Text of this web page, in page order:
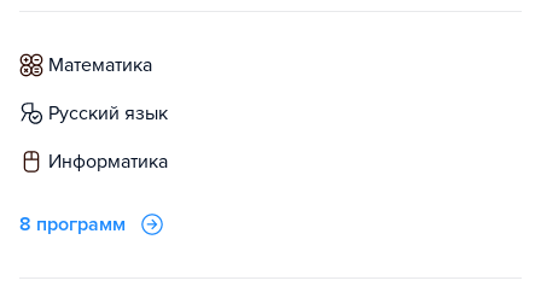
математика
русский язык
информатика
8 программ